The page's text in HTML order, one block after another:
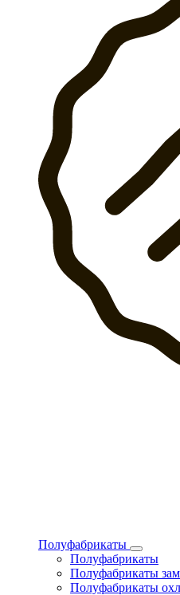
Полуфабрикаты
Полуфабрикаты
Полуфабрикаты
Полуфабрикаты